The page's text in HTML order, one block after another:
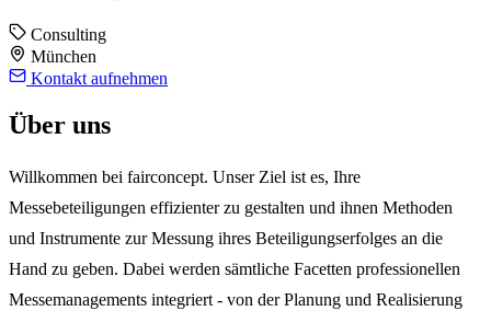
Consulting
München
Kontakt aufnehmen
Über uns
Willkommen bei fairconcept. Unser Ziel ist es, Ihre
Messebeteiligungen effizienter zu gestalten und ihnen Methoden
und Instrumente zur Messung ihres Beteiligungserfolges an die
Hand zu geben. Dabei werden sämtliche Facetten professionellen
Messemanagements integriert - von der Planung und Realisierung